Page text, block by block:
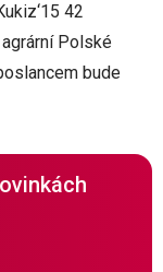
42
Polské
bude